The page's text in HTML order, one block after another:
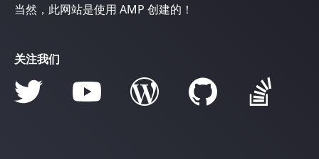
当然，此网站是使用 AMP 创建的！
关注我们